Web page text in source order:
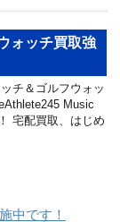
ォッチ買取強
チ＆ゴルフウォッ
Music
宅配買取、はじめ
中です！